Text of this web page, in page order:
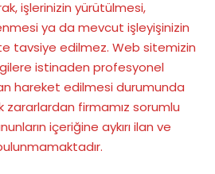
işlerinizin yürütülmesi,
ya da mevcut işleyişinizin
tavsiye edilmez. Web sitemizin
istinaden profesyonel
hareket edilmesi durumunda
firmamız sorumlu
içeriğine aykırı ilan ve